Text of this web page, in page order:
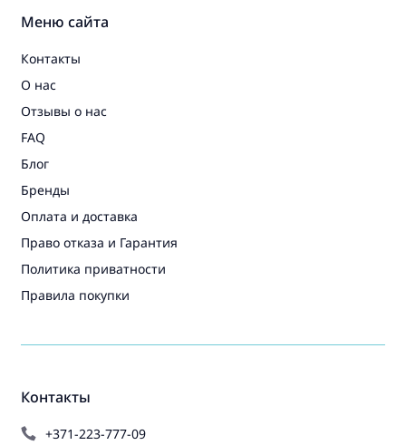
Контакты
+371-223-777-09
Меню сайта
Контакты
О нас
Отзывы о нас
FAQ
Блог
Бренды
Оплата и доставка
Право отказа и Гарантия
Политика приватности
Правила покупки